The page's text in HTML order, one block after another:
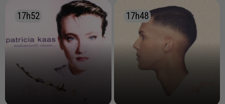
17h52
17h52 17h48
17h48